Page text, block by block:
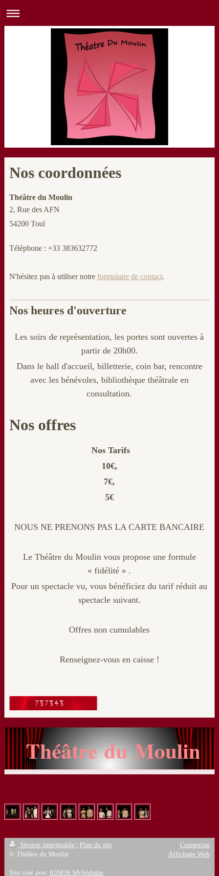
Nos coordonnées
Théâtre du Moulin
2, Rue des AFN
54200 Toul
Téléphone : +33 383632772
N'hésitez pas à utiliser notre formulaire de contact.
Nos heures d'ouverture
Les soirs de représentation, les portes sont ouvertes à
partir de 20h00.
Dans le hall d'accueil, billetterie, coin bar, rencontre
avec les bénévoles, bibliothèque théâtrale en
consultation.
Nos offres
Nos Tarifs
10€,
7€,
5€
NOUS NE PRENONS PAS LA CARTE BANCAIRE
Le Théâtre du Moulin vous propose une formule
« fidélité » .
Pour un spectacle vu, vous bénéficiez du tarif réduit au
spectacle suivant.
Offres non cumulables
Renseignez-vous en caisse !
Théâtre du Moulin
Version imprimable
Plan du site
© Théâtre du Moulin
Site créé avec IONOS MyWebsite.
Connexion
Affichage Web